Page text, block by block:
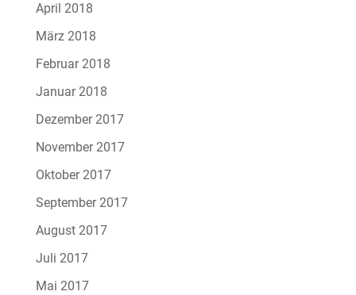
April 2018
März 2018
Februar 2018
Januar 2018
Dezember 2017
November 2017
Oktober 2017
September 2017
August 2017
Juli 2017
Mai 2017